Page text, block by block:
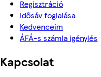
Regisztráció
Idősáv foglalása
Kedvenceim
ÁFÁ-s számla igénylés
Kapcsolat